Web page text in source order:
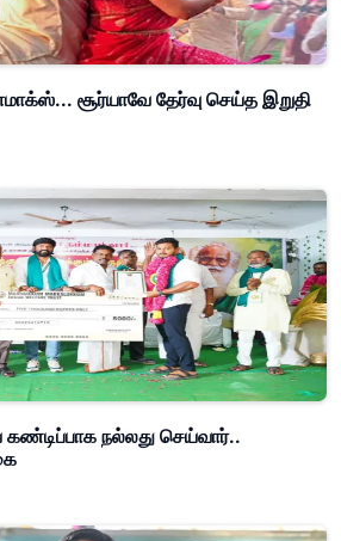
சூர்யாவே தேர்வு செய்த இறுதி
கண்டிப்பாக நல்லது செய்வார்..